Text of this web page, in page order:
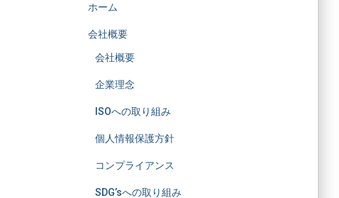
ホーム
会社概要
会社概要
企業理念
ISOへの取り組み
個人情報保護方針
コンプライアンス
SDG’sへの取り組み